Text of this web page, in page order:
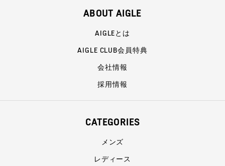
ABOUT AIGLE
AIGLEとは
AIGLE CLUB会員特典
会社情報
採用情報
CATEGORIES
メンズ
レディース